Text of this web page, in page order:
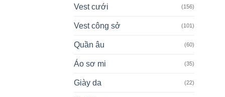
Vest cưới (156)
Vest công sở (101)
Quần âu (60)
Áo sơ mi (35)
Giày da (22)